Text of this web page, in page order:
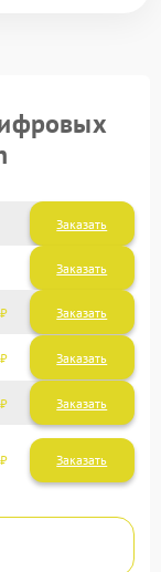
Заказать
Заказать